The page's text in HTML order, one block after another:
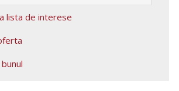
lista de interese